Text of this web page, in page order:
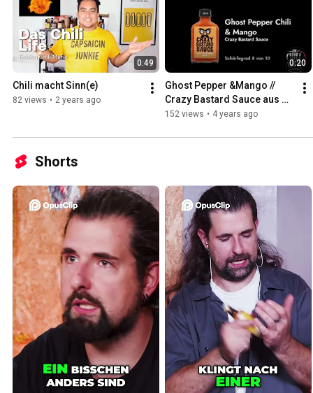
0:49
Chili macht Sinn(e)
82 views • 2 years ago
0:20
Ghost Pepper &Mango //
Crazy Bastard Sauce aus
Berlin // Chili Mafia Mikro
152 views • 4 years ago
Shorts